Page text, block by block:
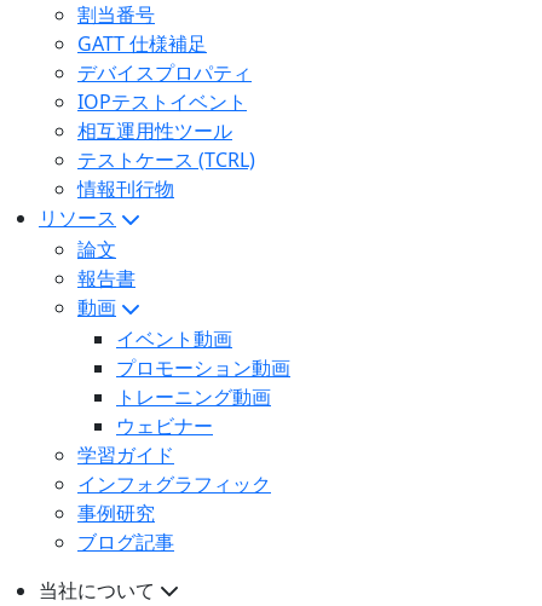
割当番号
GATT 仕様補足
デバイスプロパティ
IOPテストイベント
相互運用性ツール
テストケース (TCRL)
情報刊行物
リソース
論文
報告書
動画
イベント動画
プロモーション動画
トレーニング動画
ウェビナー
学習ガイド
インフォグラフィック
事例研究
ブログ記事
当社について